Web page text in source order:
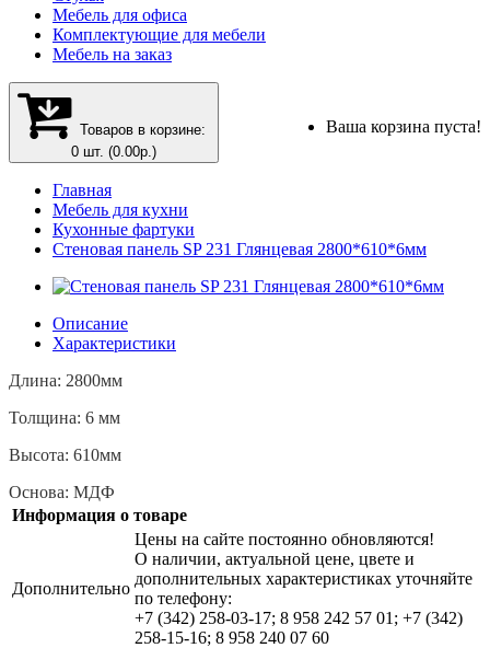
Мебель для офиса
Комплектующие для мебели
Мебель на заказ
Товаров в корзине:
0 шт. (0.00р.)
Ваша корзина пуста!
Главная
Мебель для кухни
Кухонные фартуки
Стеновая панель SP 231 Глянцевая 2800*610*6мм
Описание
Характеристики
Длина: 2800мм
Толщина: 6 мм
Высота: 610мм
Основа: МДФ
Информация о товаре
Дополнительно
Цены на сайте постоянно обновляются!
О наличии, актуальной цене, цвете и
дополнительных характеристиках уточняйте
по телефону:
+7 (342) 258-03-17; 8 958 242 57 01; +7 (342)
258-15-16; 8 958 240 07 60